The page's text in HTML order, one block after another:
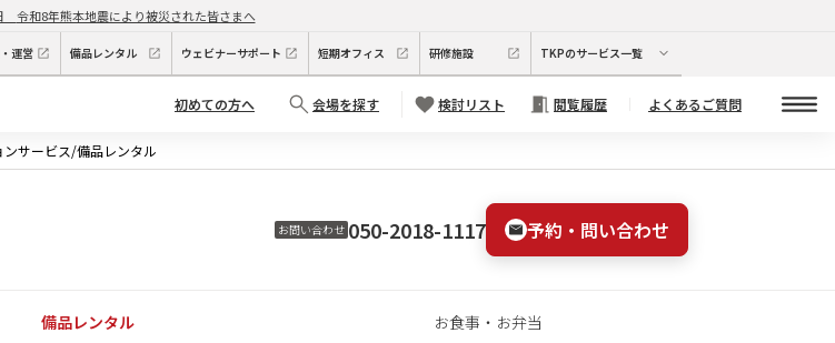
令和8年熊本地震により被災された皆さまへ
運営 備品レンタル ウェビナーサポート 短期オフィス 研修施設 TKPのサービス一覧
初めての方へ 会場を探す 検討リスト 閲覧履歴 よくあるご質問
ンサービス/備品レンタル
お問い合わせ 050-2018-1117 予約・問い合わせ
備品レンタル お食事・お弁当